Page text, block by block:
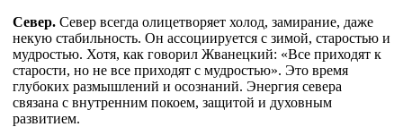
Север. Север всегда олицетворяет холод, замирание, даже
некую стабильность. Он ассоциируется с зимой, старостью и
мудростью. Хотя, как говорил Жванецкий: «Все приходят к
старости, но не все приходят с мудростью». Это время
глубоких размышлений и осознаний. Энергия севера
связана с внутренним покоем, защитой и духовным
развитием.